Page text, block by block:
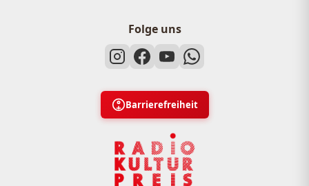
Folge uns
Barrierefreiheit